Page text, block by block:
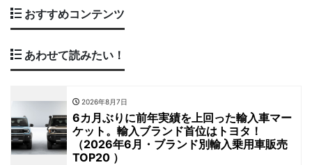
おすすめコンテンツ
あわせて読みたい！
2026年8月7日
6カ月ぶりに前年実績を上回った輸入車マー
ケット。輸入ブランド首位はトヨタ！
（2026年6月・ブランド別輸入乗用車販売
TOP20 ）